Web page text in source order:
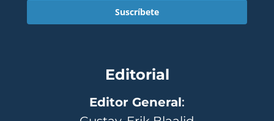
Suscríbete
Editorial
Editor General: